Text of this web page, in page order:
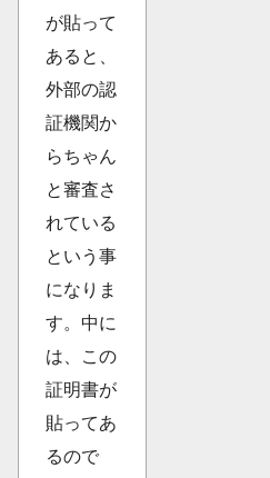
が貼って
あると、
外部の認
証機関か
らちゃん
と審査さ
れている
という事
になりま
す。中に
は、この
証明書が
貼ってあ
るので